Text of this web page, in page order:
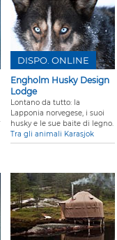
Engholm Husky Design
Lodge
Lontano da tutto: la
Lapponia norvegese, i suoi
husky e le sue baite di legno.
Tra gli animali Karasjok
DISPO. ONLINE